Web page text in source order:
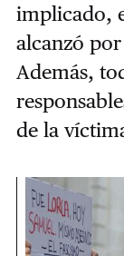
implicado,
alcanzó
Además,
de la